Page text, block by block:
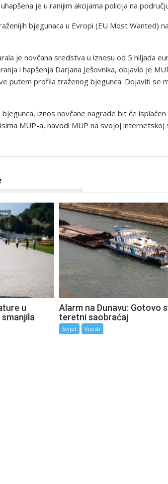
je u ranijim akcijama policija na
bjegunaca u Evropi (EU Most Wanted)
je novčana sredstva u iznosu od 5 hiljada
i hapšenja Darjana Ješovnika, objavio je
putem profila traženog bjegunca. Dojaviti se
iznos novčane nagrade bit će
MUP-a, navodi MUP na svojoj internetskoj
u
Alarm na Dunavu: Gotovo
teretni saobraćaj
Svijet Vijesti